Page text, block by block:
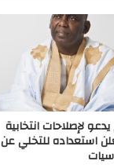
يدعو لإصلاحات انتخابية
استعداده للتخلي عن